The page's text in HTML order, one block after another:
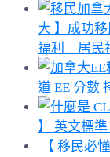
大 】成功
福利｜居民
道 EE 分數
】 英文標
【 移民必